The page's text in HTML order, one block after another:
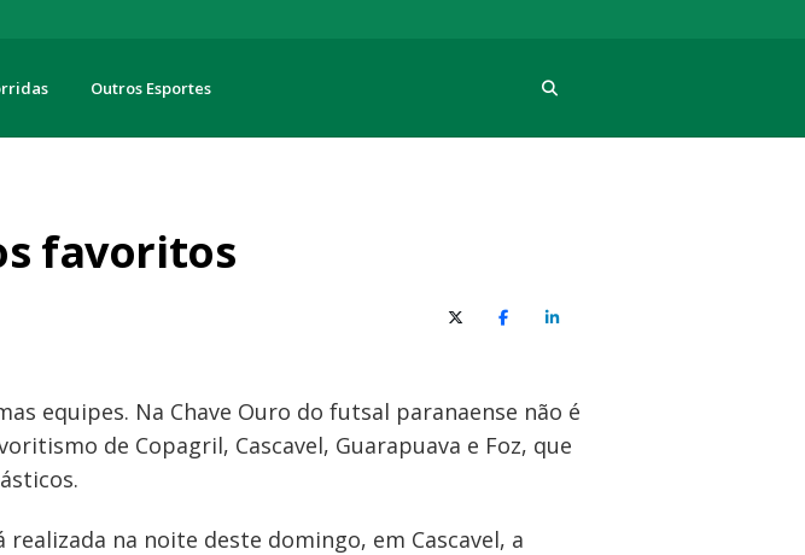
Outros Esportes
favoritos
X (Twitter)FacebookO LinkedIn
equipes. Na Chave Ouro do futsal paranaense não é
de Copagril, Cascavel, Guarapuava e Foz, que
na noite deste domingo, em Cascavel, a